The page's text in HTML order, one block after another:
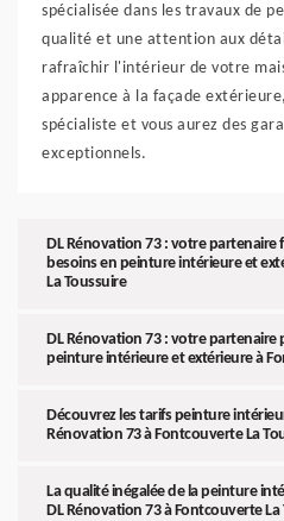
spécialisée dans les travaux de
qualité et une attention aux
rafraîchir l'intérieur de votre
apparence à la façade
spécialiste et vous aurez des
exceptionnels.
DL Rénovation 73 : votre partenaire
besoins en peinture intérieure et
La Toussuire
DL Rénovation 73 : votre partenaire
peinture intérieure et extérieure à
Découvrez les tarifs peinture
Rénovation 73 à Fontcouverte La
La qualité inégalée de la peinture
DL Rénovation 73 à Fontcouverte La